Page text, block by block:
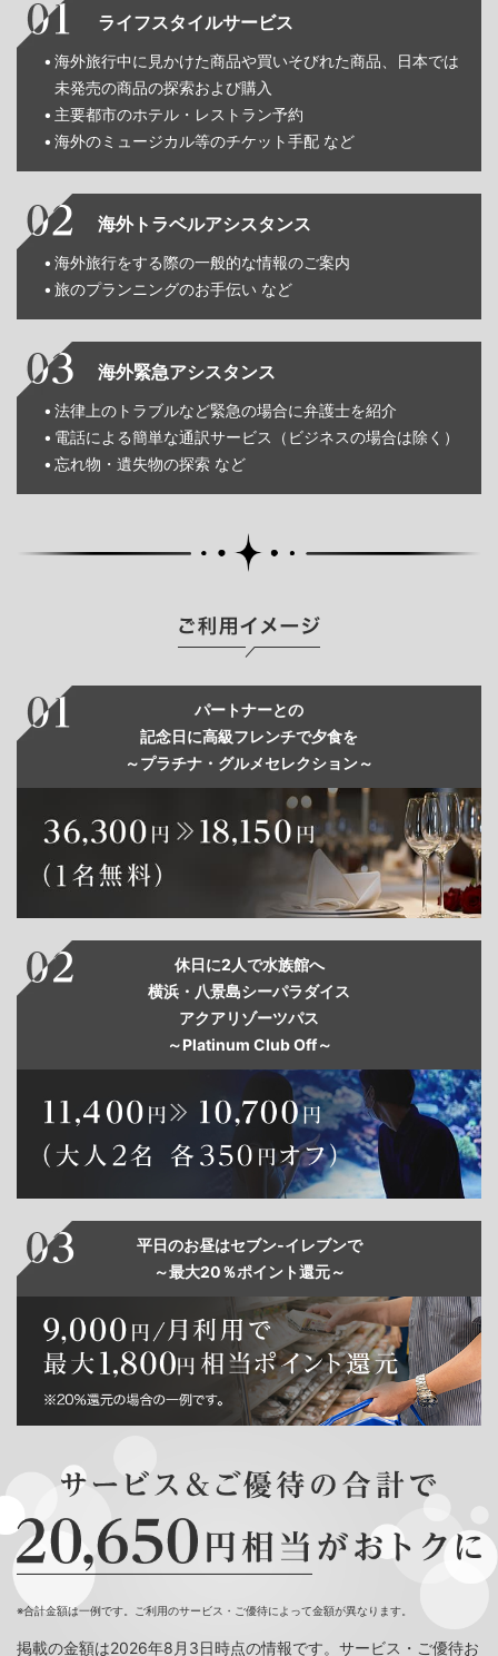
ライフスタイルサービス
海外旅行中に見かけた商品や買いそびれた商品、日本では
未発売の商品の探索および購入
主要都市のホテル・レストラン予約
海外のミュージカル等のチケット手配 など
海外トラベルアシスタンス
海外旅行をする際の一般的な情報のご案内
旅のプランニングのお手伝い など
海外緊急アシスタンス
法律上のトラブルなど緊急の場合に弁護士を紹介
電話による簡単な通訳サービス（ビジネスの場合は除く）
忘れ物・遺失物の探索 など
パートナーとの
記念日に高級フレンチで夕食を
～プラチナ・グルメセレクション～
休日に2人で水族館へ
横浜・八景島シーパラダイス
アクアリゾーツパス
～Platinum Club Off～
平日のお昼はセブン‐イレブンで
～最大20％ポイント還元～
※合計金額は一例です。ご利用のサービス・ご優待によって金額が異なります。
掲載の金額は2026年8月3日時点の情報です。サービス・ご優待お